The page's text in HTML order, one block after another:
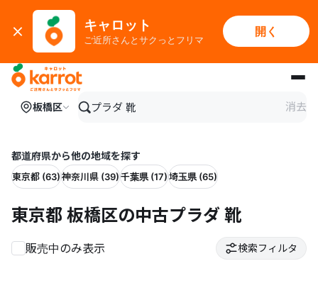
キャロット
ご近所さんとサクっとフリマ
開く
メインコンテンツにスキップ
板橋区 消去
都道府県から他の地域を探す
東京都 (63)神奈川県 (39)千葉県 (17)埼玉県 (65)
東京都 板橋区の中古プラダ 靴
販売中のみ表示 検索フィルタ